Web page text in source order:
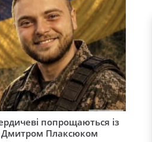
попрощаються із
Дмитром Плаксюком